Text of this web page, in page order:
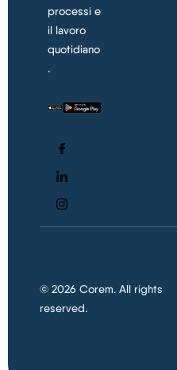
processi e
il lavoro
quotidiano
.
© 2026 Corem. All rights
reserved.